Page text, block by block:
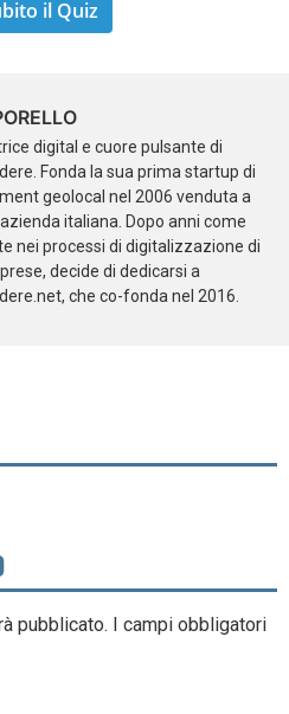
il Quiz
digital e cuore pulsante di
Fonda la sua prima startup di
geolocal nel 2006 venduta a
italiana. Dopo anni come
nei processi di digitalizzazione di
decide di dedicarsi a
che co-fonda nel 2016.
pubblicato. I campi obbligatori